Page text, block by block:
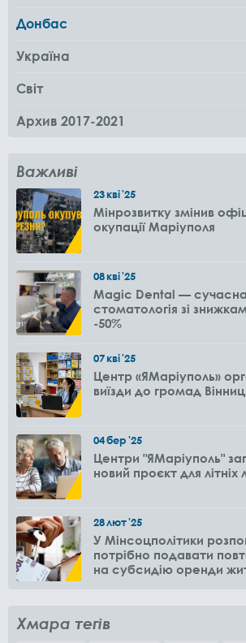
Донбас
Україна
Світ
Архив 2017-2021
Важливі
23кві'25
Мінрозвитку змінив
окупації Маріуполя
08кві'25
Magic Dental — сучасна
стоматологія зі
-50%
07кві'25
Центр «ЯМаріуполь»
виїзди до громад
04бер'25
Центри "ЯМаріуполь"
новий проєкт для літніх
28лют'25
У Мінсоцполітики
потрібно подавати
на субсидію оренди
Хмара тегів